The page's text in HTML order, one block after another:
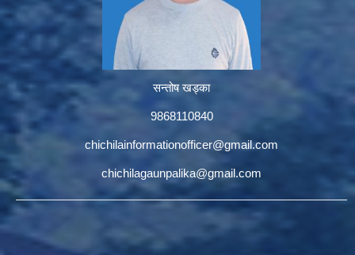
सन्तोष खड्का
9868110840
chichilainformationofficer@gmail.com
chichilagaunpalika@gmail.com